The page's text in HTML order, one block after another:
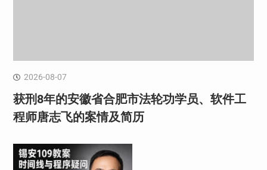
2026-08-07
获刑8年的安徽省合肥市法轮功学员、软件工
程师唐志飞的案情及简历